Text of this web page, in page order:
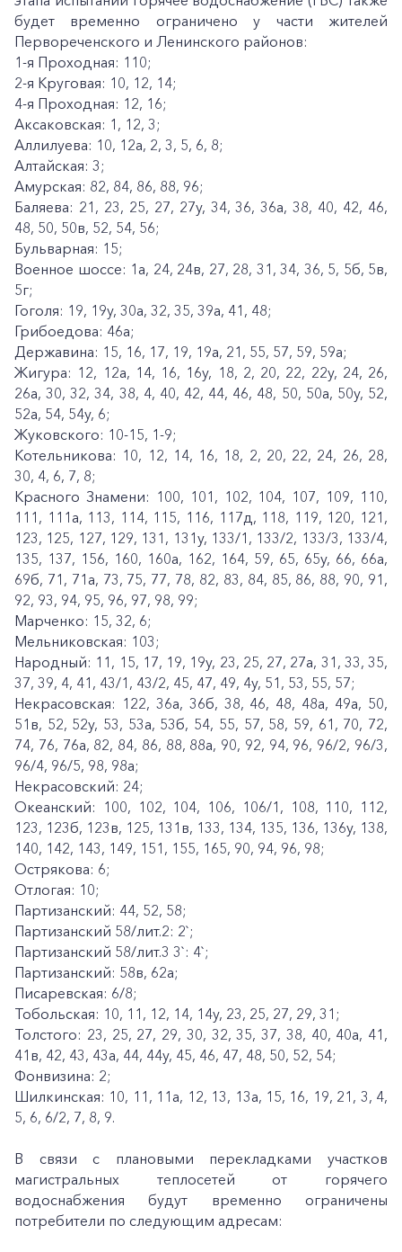
будет временно ограничено у части жителей
Первореченского и Ленинского районов:
1-я Проходная: 110;
2-я Круговая: 10, 12, 14;
4-я Проходная: 12, 16;
Аксаковская: 1, 12, 3;
Аллилуева: 10, 12а, 2, 3, 5, 6, 8;
Алтайская: 3;
Амурская: 82, 84, 86, 88, 96;
Баляева: 21, 23, 25, 27, 27у, 34, 36, 36а, 38, 40, 42, 46,
48, 50, 50в, 52, 54, 56;
Бульварная: 15;
Военное шоссе: 1а, 24, 24в, 27, 28, 31, 34, 36, 5, 5б, 5в,
5г;
Гоголя: 19, 19у, 30а, 32, 35, 39а, 41, 48;
Грибоедова: 46а;
Державина: 15, 16, 17, 19, 19а, 21, 55, 57, 59, 59а;
Жигура: 12, 12а, 14, 16, 16у, 18, 2, 20, 22, 22у, 24, 26,
26а, 30, 32, 34, 38, 4, 40, 42, 44, 46, 48, 50, 50а, 50у, 52,
52а, 54, 54у, 6;
Жуковского: 10-15, 1-9;
Котельникова: 10, 12, 14, 16, 18, 2, 20, 22, 24, 26, 28,
30, 4, 6, 7, 8;
Красного Знамени: 100, 101, 102, 104, 107, 109, 110,
111, 111а, 113, 114, 115, 116, 117д, 118, 119, 120, 121,
123, 125, 127, 129, 131, 131у, 133/1, 133/2, 133/3, 133/4,
135, 137, 156, 160, 160а, 162, 164, 59, 65, 65у, 66, 66а,
69б, 71, 71а, 73, 75, 77, 78, 82, 83, 84, 85, 86, 88, 90, 91,
92, 93, 94, 95, 96, 97, 98, 99;
Марченко: 15, 32, 6;
Мельниковская: 103;
Народный: 11, 15, 17, 19, 19у, 23, 25, 27, 27а, 31, 33, 35,
37, 39, 4, 41, 43/1, 43/2, 45, 47, 49, 4у, 51, 53, 55, 57;
Некрасовская: 122, 36а, 36б, 38, 46, 48, 48а, 49а, 50,
51в, 52, 52у, 53, 53а, 53б, 54, 55, 57, 58, 59, 61, 70, 72,
74, 76, 76а, 82, 84, 86, 88, 88а, 90, 92, 94, 96, 96/2, 96/3,
96/4, 96/5, 98, 98а;
Некрасовский: 24;
Океанский: 100, 102, 104, 106, 106/1, 108, 110, 112,
123, 123б, 123в, 125, 131в, 133, 134, 135, 136, 136у, 138,
140, 142, 143, 149, 151, 155, 165, 90, 94, 96, 98;
Острякова: 6;
Отлогая: 10;
Партизанский: 44, 52, 58;
Партизанский 58/лит.2: 2`;
Партизанский 58/лит.3 3`: 4`;
Партизанский: 58в, 62а;
Писаревская: 6/8;
Тобольская: 10, 11, 12, 14, 14у, 23, 25, 27, 29, 31;
Толстого: 23, 25, 27, 29, 30, 32, 35, 37, 38, 40, 40а, 41,
41в, 42, 43, 43а, 44, 44у, 45, 46, 47, 48, 50, 52, 54;
Фонвизина: 2;
Шилкинская: 10, 11, 11а, 12, 13, 13а, 15, 16, 19, 21, 3, 4,
5, 6, 6/2, 7, 8, 9.
В связи с плановыми перекладками участков
магистральных теплосетей от горячего
водоснабжения будут временно ограничены
потребители по следующим адресам: